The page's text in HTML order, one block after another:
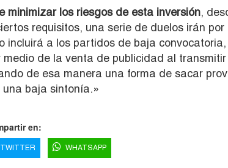
minimizar los riesgos de esta inversión,
requisitos, una serie de duelos irán
incluirá a los partidos de baja
medio de la venta de publicidad al
de esa manera una forma de sacar
una baja sintonía.»
en:
TWITTER WHATSAPP